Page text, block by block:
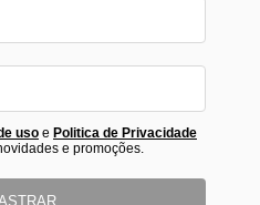
usoe Politica de Privacidade
e promoções.